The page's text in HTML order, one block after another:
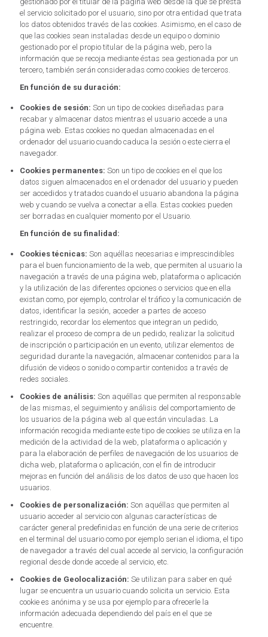
el servicio solicitado por el usuario, sino por otra entidad que trata
los datos obtenidos través de las cookies. Asimismo, en el caso de
que las cookies sean instaladas desde un equipo o dominio
gestionado por el propio titular de la página web, pero la
información que se recoja mediante éstas sea gestionada por un
tercero, también serán consideradas como cookies de terceros.
En función de su duración:
Cookies de sesión: Son un tipo de cookies diseñadas para
recabar y almacenar datos mientras el usuario accede a una
página web. Estas cookies no quedan almacenadas en el
ordenador del usuario cuando caduca la sesión o este cierra el
navegador.
Cookies permanentes: Son un tipo de cookies en el que los
datos siguen almacenados en el ordenador del usuario y pueden
ser accedidos y tratados cuando el usuario abandona la página
web y cuando se vuelva a conectar a ella. Estas cookies pueden
ser borradas en cualquier momento por el Usuario.
En función de su finalidad:
Cookies técnicas: Son aquéllas necesarias e imprescindibles
para el buen funcionamiento de la web, que permiten al usuario la
navegación a través de una página web, plataforma o aplicación
y la utilización de las diferentes opciones o servicios que en ella
existan como, por ejemplo, controlar el tráfico y la comunicación de
datos, identificar la sesión, acceder a partes de acceso
restringido, recordar los elementos que integran un pedido,
realizar el proceso de compra de un pedido, realizar la solicitud
de inscripción o participación en un evento, utilizar elementos de
seguridad durante la navegación, almacenar contenidos para la
difusión de videos o sonido o compartir contenidos a través de
redes sociales.
Cookies de análisis: Son aquéllas que permiten al responsable
de las mismas, el seguimiento y análisis del comportamiento de
los usuarios de la página web al que están vinculadas. La
información recogida mediante este tipo de cookies se utiliza en la
medición de la actividad de la web, plataforma o aplicación y
para la elaboración de perfiles de navegación de los usuarios de
dicha web, plataforma o aplicación, con el fin de introducir
mejoras en función del análisis de los datos de uso que hacen los
usuarios.
Cookies de personalización: Son aquéllas que permiten al
usuario acceder al servicio con algunas características de
carácter general predefinidas en función de una serie de criterios
en el terminal del usuario como por ejemplo serian el idioma, el tipo
de navegador a través del cual accede al servicio, la configuración
regional desde donde accede al servicio, etc.
Cookies de Geolocalización: Se utilizan para saber en qué
lugar se encuentra un usuario cuando solicita un servicio. Esta
cookie es anónima y se usa por ejemplo para ofrecerle la
información adecuada dependiendo del país en el que se
encuentre.